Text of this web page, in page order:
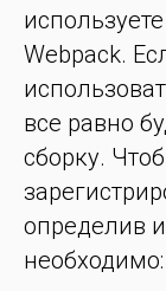
Webpack.
все равно
сборку.
определив
необходимо: